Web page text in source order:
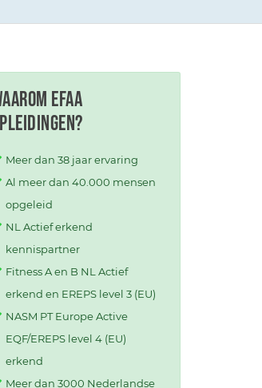
EFAA
Meer dan 38 jaar ervaring
Al meer dan 40.000 mensen
opgeleid
NL Actief erkend
kennispartner
Fitness A en B NL Actief
erkend en EREPS level 3 (EU)
NASM PT Europe Active
EQF/EREPS level 4 (EU)
erkend
Meer dan 3000 Nederlandse